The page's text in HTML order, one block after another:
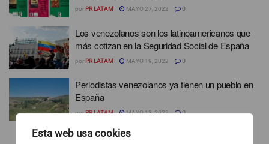
Esta web usa cookies
por PR LATAM MAYO 27, 2022 0
Los venezolanos son los latinoamericanos que
más cotizan en la Seguridad Social de España
por PR LATAM MAYO 19, 2022 0
Periodistas venezolanos ya tienen un pueblo en
España
porPR LATAM MAYO 13, 2022 0